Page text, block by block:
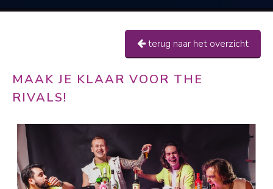
terug naar het overzicht
MAAK JE KLAAR VOOR THE
RIVALS!